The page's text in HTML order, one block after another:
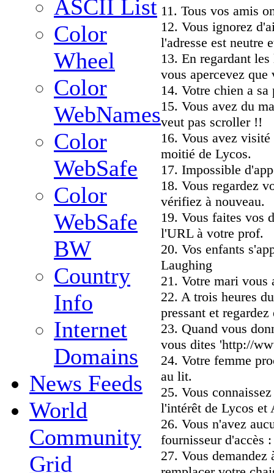
ASCII List
Color
Wheel
Color
WebNames
Color
WebSafe
Color
WebSafe
BW
Country
Info
Internet
Domains
News Feeds
World
Community
Grid
11. Tous vos amis
12. Vous ignorez
l'adresse est neutre
13. En regardant
vous apercevez
14. Votre chien a sa
15. Vous avez du
veut pas scroller !!
16. Vous avez
moitié de Lycos.
17. Impossible
18. Vous regardez
vérifiez à nouveau.
19. Vous faites vos
l'URL à votre prof.
20. Vos enfants
Laughing
21. Votre mari vous
22. A trois heures
pressant et
23. Quand vous
vous dites 'http://
24. Votre femme
au lit.
25. Vous
l'intérêt de Lycos et
26. Vous n'avez
fournisseur d'accès
27. Vous